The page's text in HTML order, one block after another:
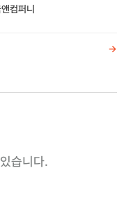
컴퍼니
->
습니다.